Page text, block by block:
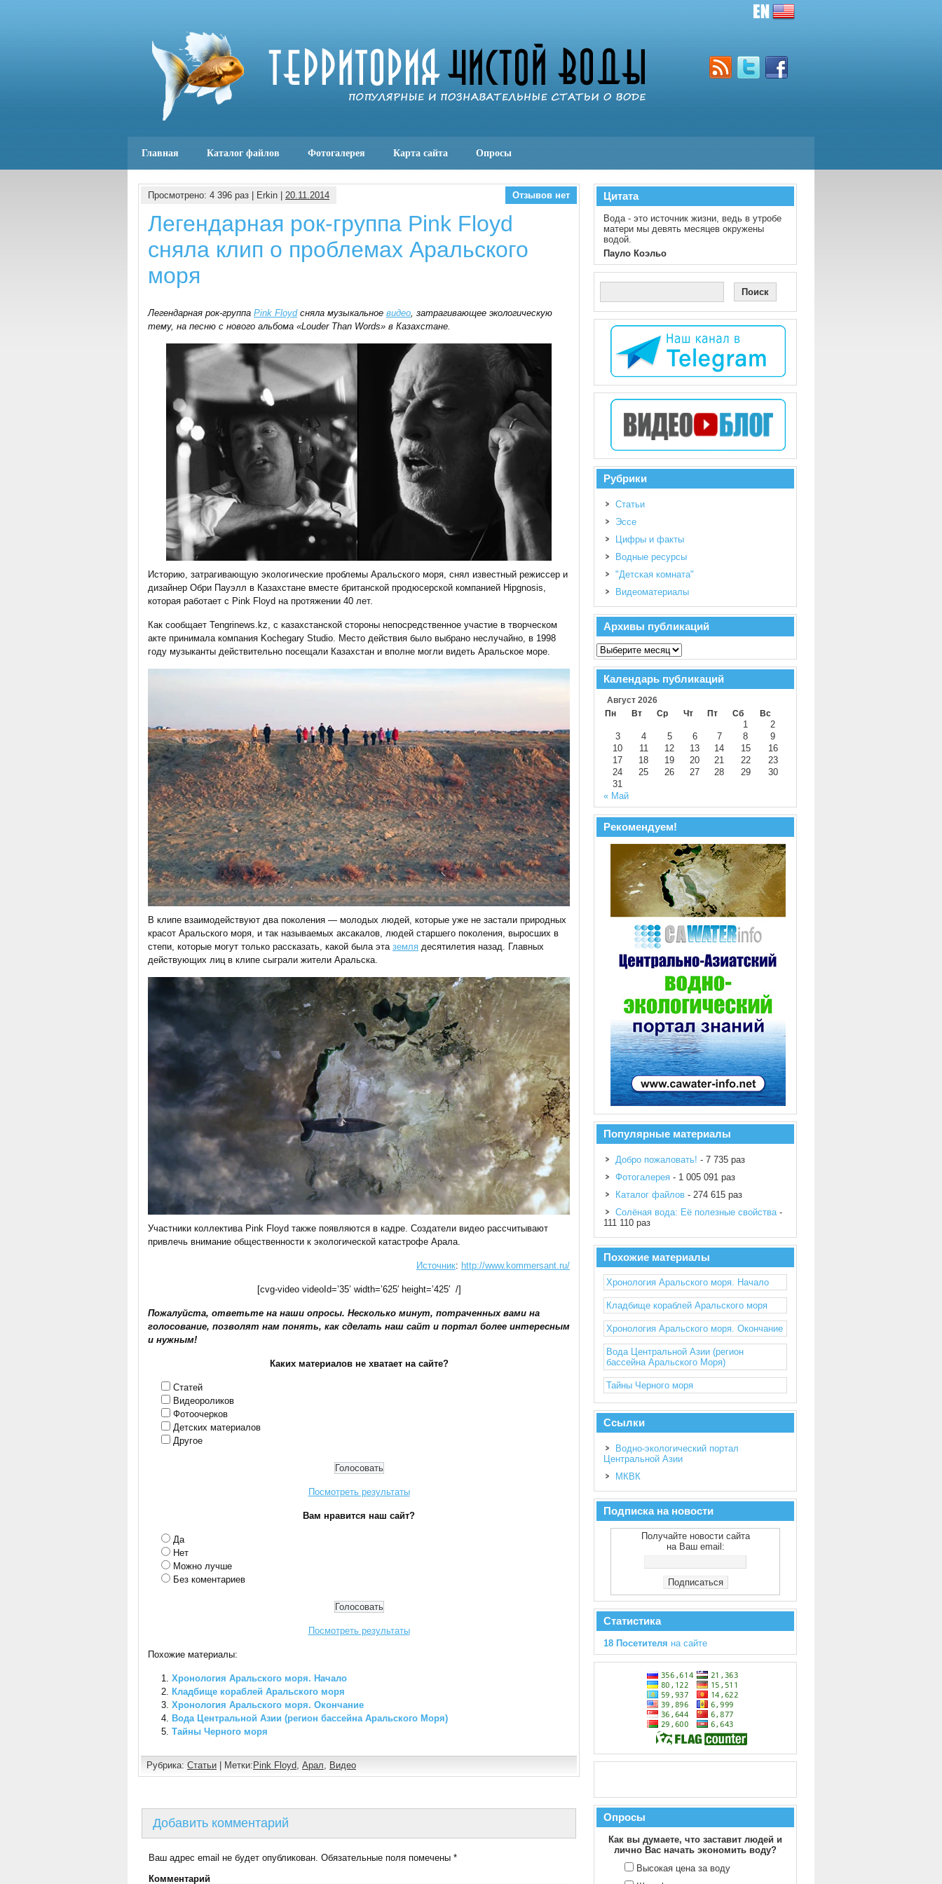
Главная Каталог файлов Фотогалерея Карта сайта Опросы
Просмотрено: 4 396 раз | Erkin | 20.11.2014 Отзывов нет
Легендарная рок-группа Pink Floyd
сняла клип о проблемах Аральского
моря
Легендарная рок-группа Pink Floydсняла музыкальное видео, затрагивающее экологическую
тему, на песню с нового альбома «Louder Than Words» в Казахстане.
Историю, затрагивающую экологические проблемы Аральского моря, снял известный режиссер и
дизайнер Обри Пауэлл в Казахстане вместе британской продюсерской компанией Hipgnosis,
которая работает с Pink Floyd на протяжении 40 лет.
Как сообщает Tengrinews.kz, с казахстанской стороны непосредственное участие в творческом
акте принимала компания Kochegary Studio. Место действия было выбрано неслучайно, в 1998
году музыканты действительно посещали Казахстан и вполне могли видеть Аральское море.
В клипе взаимодействуют два поколения — молодых людей, которые уже не застали природных
красот Аральского моря, и так называемых аксакалов, людей старшего поколения, выросших в
степи, которые могут только рассказать, какой была эта земля десятилетия назад. Главных
действующих лиц в клипе сыграли жители Аральска.
Участники коллектива Pink Floyd также появляются в кадре. Создатели видео рассчитывают
привлечь внимание общественности к экологической катастрофе Арала.
Источник: http://www.kommersant.ru/
[cvg-video videoId=’35’ width=’625′ height=’425′ /]
Пожалуйста, ответьте на наши опросы. Несколько минут, потраченных вами на
голосование, позволят нам понять, как сделать наш сайт и портал более интересным
и нужным!
Каких материалов не хватает на сайте?
Статей
Видеороликов
Фотоочерков
Детских материалов
Другое
Посмотреть результаты
Вам нравится наш сайт?
Да
Нет
Можно лучше
Без коментариев
Посмотреть результаты
Похожие материалы:
Хронология Аральского моря. Начало
Кладбище кораблей Аральского моря
Хронология Аральского моря. Окончание
Вода Центральной Азии (регион бассейна Аральского Моря)
Тайны Черного моря
Рубрика: Статьи | Метки: Pink Floyd Арал Видео
Добавить комментарий
Ваш адрес email не будет опубликован. Обязательные поля помечены *
Комментарий
Цитата
Вода - это источник жизни, ведь в утробе
матери мы девять месяцев окружены
водой.
Пауло Коэльо
Рубрики
Статьи
Эссе
Цифры и факты
Водные ресурсы
"Детская комната"
Видеоматериалы
Архивы публикаций
Календарь публикаций
Август 2026
Пн
Вт Ср Чт Пт Сб Вс
1
2
3
4 5 6 7 8
9
10
11 12 13 14 15
16
17
18 19 20 21 22
23
24
25 26 27 28 29
30
31
« Май
Рекомендуем!
Популярные материалы
Добро пожаловать! - 7 735 раз
Фотогалерея - 1 005 091 раз
Каталог файлов - 274 615 раз
Солёная вода: Её полезные свойства-
111 110 раз
Похожие материалы
Хронология Аральского моря. Начало
Кладбище кораблей Аральского моря
Хронология Аральского моря. Окончание
Вода Центральной Азии (регион
бассейна Аральского Моря)
Тайны Черного моря
Ссылки
Водно-экологический портал
Центральной Азии
МКВК
Подписка на новости
Получайте новости сайта
на Ваш email:
Статистика
18 Посетителя на сайте
Опросы
Как вы думаете, что заставит людей и
лично Вас начать экономить воду?
Высокая цена за воду